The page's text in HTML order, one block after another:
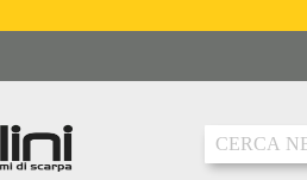
al
Ricerca